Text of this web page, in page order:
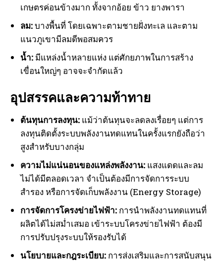
เกษตรค่อนข้างมาก ทั้งจากอ้อย ข้าว ยางพารา
ลม:บางพื้นที่ โดยเฉพาะตามชายฝั่งทะเล และตาม
แนวภูเขามีลมดีพอสมควร
น้ำ: มีแหล่งน้ำหลายแห่ง แต่ศักยภาพในการสร้าง
เขื่อนใหญ่ๆ อาจจะจำกัดแล้ว
อุปสรรคและความท้าทาย
ต้นทุนการลงทุน: แม้ว่าต้นทุนจะลดลงเรื่อยๆ แต่การ
ลงทุนติดตั้งระบบพลังงานทดแทนในครั้งแรกยังถือว่า
สูงสำหรับบางกลุ่ม
ความไม่แน่นอนของแหล่งพลังงาน: แสงแดดและลม
ไม่ได้มีตลอดเวลา จำเป็นต้องมีการจัดการระบบ
สำรอง หรือการจัดเก็บพลังงาน (Energy Storage)
การจัดการโครงข่ายไฟฟ้า: การนำพลังงานทดแทนที่
ผลิตได้ไม่สม่ำเสมอ เข้าระบบโครงข่ายไฟฟ้า ต้องมี
การปรับปรุงระบบให้รองรับได้
นโยบายและกฎระเบียบ: การส่งเสริมและการสนับสนุน